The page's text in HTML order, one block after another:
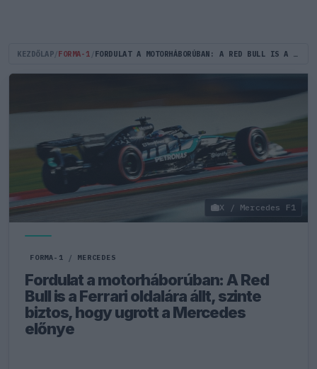
KEZDŐLAP FORMA-1 FORDULAT A MOTORHÁBORÚBAN: A RED BULL IS A FERRARI OLDALÁRA ÁLLT, SZINTE BIZTOS, HOGY UGROTT A MERCEDES ELŐNYE
X / Mercedes F1
FORMA-1 / MERCEDES
Fordulat a motorháborúban: A Red
Bull is a Ferrari oldalára állt, szinte
biztos, hogy ugrott a Mercedes
előnye